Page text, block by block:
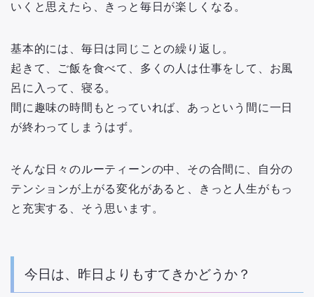
いくと思えたら、きっと毎日が楽しくなる。
基本的には、毎日は同じことの繰り返し。
起きて、ご飯を食べて、多くの人は仕事をして、お風
呂に入って、寝る。
間に趣味の時間もとっていれば、あっという間に一日
が終わってしまうはず。
そんな日々のルーティーンの中、その合間に、自分の
テンションが上がる変化があると、きっと人生がもっ
と充実する、そう思います。
今日は、昨日よりもすてきかどうか？